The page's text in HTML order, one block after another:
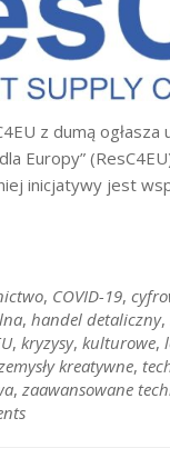
z dumą
Europy”
inicjatywy jest
, COVID-19,
, handel detaliczny,
, kryzysy, kulturowe,
kreatywne,
, zaawansowane